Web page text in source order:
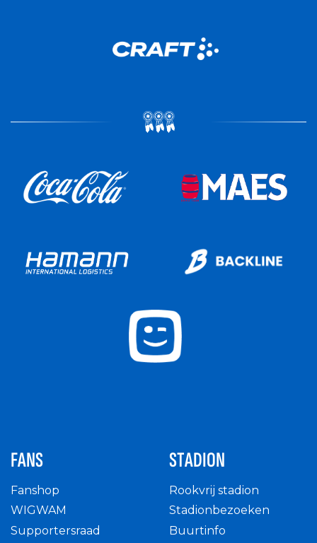
FANS
Fanshop
WIGWAM
Supportersraad
STADION
Rookvrij stadion
Stadionbezoeken
Buurtinfo